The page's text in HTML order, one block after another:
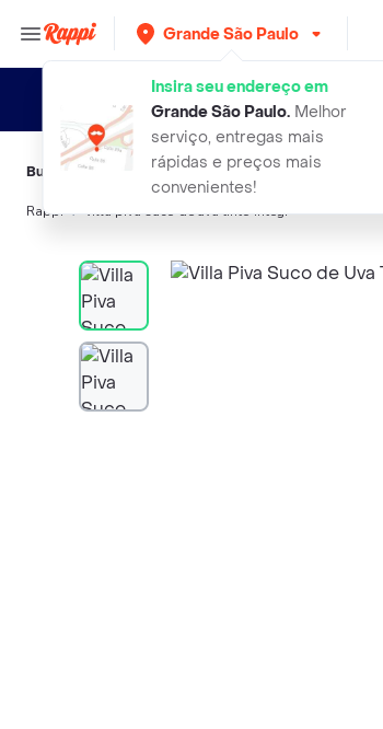
Grande São Paulo
Insira seu endereço em
Grande São Paulo.Melhor
serviço, entregas mais
rápidas e preços mais
convenientes!
Buscas relacionadas:Sucos ,Villa Piva,Mitto,Bebah
Rappi villa piva suco de uva tinto integr